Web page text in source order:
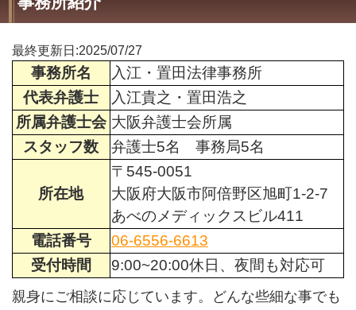
最終更新日:2025/07/27
事務所名
入江・置田法律事務所
代表弁護士
入江貴之・置田浩之
所属弁護士会 大阪弁護士会所属
スタッフ数
弁護士5名 事務局5名
所在地
〒545-0051
大阪府大阪市阿倍野区旭町1-2-7
あべのメディックスビル411
電話番号
06-6556-6613
受付時間
9:00~20:00休日、夜間も対応可
親身にご相談に応じています。どんな些細な事でも